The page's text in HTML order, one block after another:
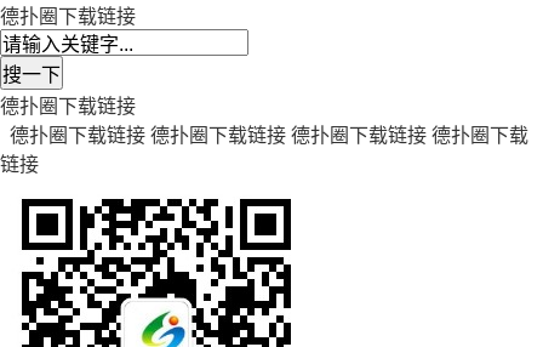
德扑圈下载链接
德扑圈下载链接
德扑圈下载链接 德扑圈下载链接 德扑圈下载链接 德扑圈下载
链接